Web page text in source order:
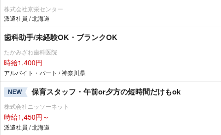
株式会社京栄センター
派遣社員 / 北海道
歯科助手/未経験OK・ブランクOK
たかみざわ歯科医院
時給1,400円
アルバイト・パート / 神奈川県
NEW 保育スタッフ・午前or夕方の短時間だけもok
株式会社ニッソーネット
時給1,450円～
派遣社員 / 北海道